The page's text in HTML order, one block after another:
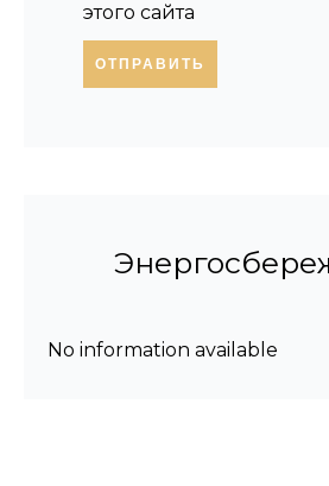
этого сайта
ОТПРАВИТЬ
No information available